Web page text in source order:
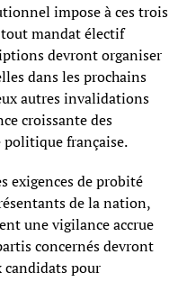
impose à ces trois
mandat électif
devront organiser
dans les prochains
autres invalidations
croissante des
française.
exigences de probité
de la nation,
une vigilance accrue
concernés devront
candidats pour